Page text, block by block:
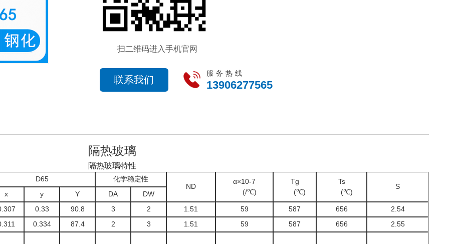
扫二维码进入手机官网
联系我们
服务热线
13906277565
隔热玻璃
隔热玻璃特性
D65
化学稳定性
ND
α×10-7
(/℃)
Tg
(℃)
Ts
(℃)
S
x
y Y DA
DW
0.33 90.8 3 2 1.51 59 587 656
2.54
0.334 87.4 2 3 1.51 59 587 656 2.55